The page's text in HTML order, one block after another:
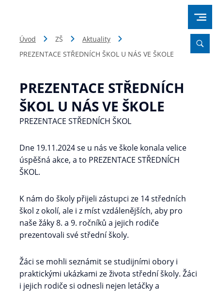
Úvod ZŠ
Aktuality
PREZENTACE STŘEDNÍCH ŠKOL U NÁS VE ŠKOLE
PREZENTACE STŘEDNÍCH
ŠKOL U NÁS VE ŠKOLE
PREZENTACE STŘEDNÍCH ŠKOL
Dne 19.11.2024 se u nás ve škole konala velice
úspěšná akce, a to PREZENTACE STŘEDNÍCH
ŠKOL.
K nám do školy přijeli zástupci ze 14 středních
škol z okolí, ale i z míst vzdálenějších, aby pro
naše žáky 8. a 9. ročníků a jejich rodiče
prezentovali své střední školy.
Žáci se mohli seznámit se studijními obory i
praktickými ukázkami ze života střední školy. Žáci
i jejich rodiče si odnesli nejen letáčky a